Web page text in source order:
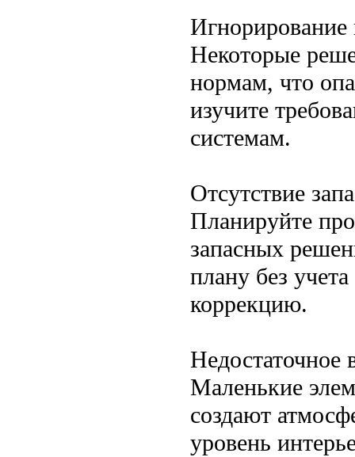
Игнорирование
Некоторые
нормам, что
изучите
системам.
Отсутствие
Планируйте
запасных
плану без
коррекцию.
Недостаточное
Маленькие
создают
уровень